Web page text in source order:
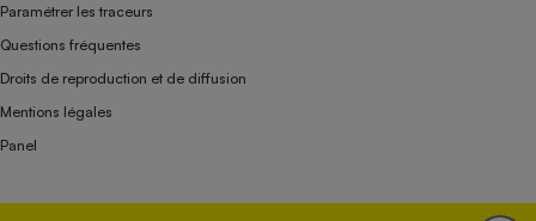
Paramétrer les traceurs
Questions fréquentes
Droits de reproduction et de diffusion
Mentions légales
Panel